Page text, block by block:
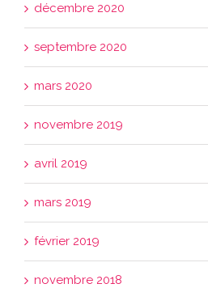
décembre 2020
septembre 2020
mars 2020
novembre 2019
avril 2019
mars 2019
février 2019
novembre 2018